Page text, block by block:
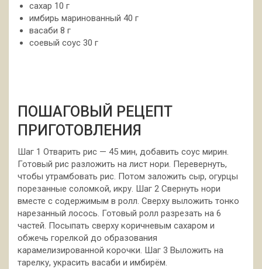
сахар 10 г
имбирь маринованный 40 г
васаби 8 г
соевый соус 30 г
ПОШАГОВЫЙ РЕЦЕПТ
ПРИГОТОВЛЕНИЯ
Шаг 1 Отварить рис — 45 мин, добавить соус мирин.
Готовый рис разложить на лист нори. Перевернуть,
чтобы утрамбовать рис. Потом заложить сыр, огурцы
порезанные соломкой, икру. Шаг 2 Свернуть нори
вместе с содержимым в ролл. Сверху выложить тонко
нарезанный лосось. Готовый ролл разрезать на 6
частей. Посыпать сверху коричневым сахаром и
обжечь горелкой до образования
карамелизированной корочки. Шаг 3 Выложить на
тарелку, украсить васаби и имбирём.